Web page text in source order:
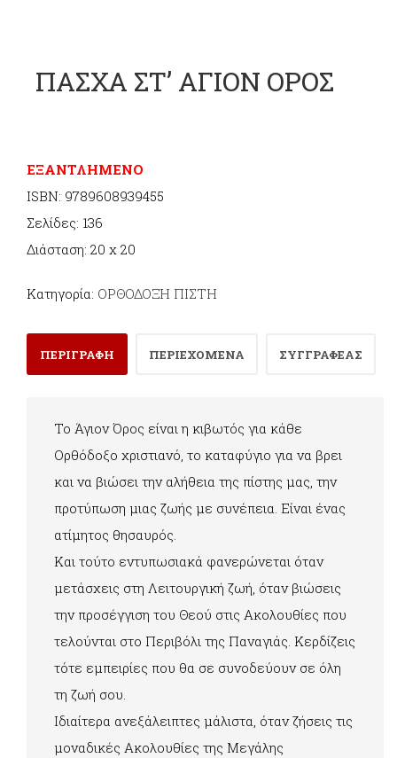
ΠΑΣΧΑ ΣΤ’ ΑΓΙΟΝ ΟΡΟΣ
ΕΞΑΝΤΛΗΜΕΝΟ
ISBN: 9789608939455
Σελίδες: 136
Διάσταση: 20 x 20
Κατηγορία: ΟΡΘΟΔΟΞΗ ΠΙΣΤΗ
ΠΕΡΙΓΡΑΦΗ ΠΕΡΙΕΧΟΜΕΝΑ ΣΥΓΓΡΑΦΕΑΣ
Το Άγιον Όρος είναι η κιβωτός για κάθε
Ορθόδοξο χριστιανό, το καταφύγιο για να βρει
και να βιώσει την αλήθεια της πίστης μας, την
προτύπωση μιας ζωής με συνέπεια. Είναι ένας
ατίμητος θησαυρός.
Και τούτο εντυπωσιακά φανερώνεται όταν
μετάσχεις στη Λειτουργική ζωή, όταν βιώσεις
την προσέγγιση του Θεού στις Ακολουθίες που
τελούνται στο Περιβόλι της Παναγιάς. Κερδίζεις
τότε εμπειρίες που θα σε συνοδεύουν σε όλη
τη ζωή σου.
Ιδιαίτερα ανεξάλειπτες μάλιστα, όταν ζήσεις τις
μοναδικές Ακολουθίες της Μεγάλης